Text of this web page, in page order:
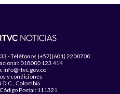
33 - Teléfonos (+57)(601) 2200700
018000 123 414
info@rtvc.gov.co
y condiciones
D.C., Colombia
Postal: 111321